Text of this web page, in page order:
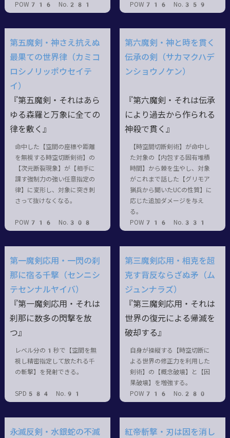
POW716 No.281 POW716 No.359
第五魔剣・神さえ抗えぬ
最果ての世界律（カミコ
ロシノリッポウセイテ
イ）
『第五魔剣・それはあら
ゆる森羅と万象に全ての
律を敷く』
命中した【空間の座標や距離
を無視する時空切断剣術】の
【次元断裂現象】が【相手に
課す強制力の強い任意指定の
律】に変形し、対象に突き刺
さって抜けなくなる。
POW716 No.308
第六魔剣・神と時を貫く
伝承の剣（サカマクハデ
ンショウノケン）
『第六魔剣・それは伝承
により過去から作られる
神殺で貫く』
【時空間切断剣術】が命中し
た対象の【内包する固有堆積
時間】から棘を生やし、対象
がこれまで話した【グリモア
猟兵から聞いたUCの性質】に
応じた追加ダメージを与え
る。
POW716 No.331
第一魔剣応用・一閃の刹
那に宿る千撃（センニシ
テセンナルヤイバ）
『第一魔剣応用・それは
刹那に数多の閃撃を放
つ』
レベル分の1秒で【空間を無
視し精密指定して放たれる千
の斬撃】を発射できる。
SPD584 No.91
第三魔剣応用・相克を超
克す背反ならざぬ矛（ム
ジュンナラズ）
『第三魔剣応用・それは
世界の復元による帰滅を
破却する』
自身が操縦する【時空切断に
よる世界の修正力を利用した
剣術】の【概念破壊】と【因
果破壊】を増強する。
POW716 No.280
永滅反剣・水銀蛇の不滅
紅帝斬撃・刃は因を消し